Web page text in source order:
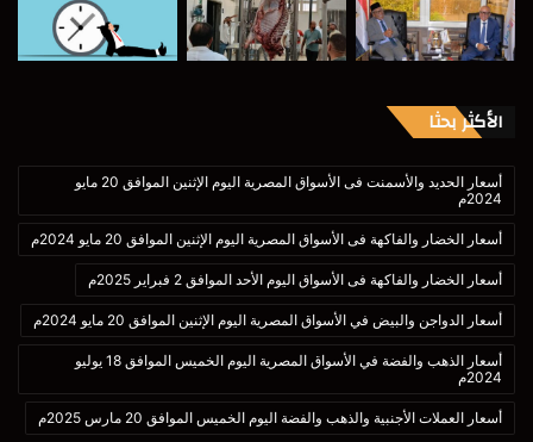
الأكثر بحثا
أسعار الحديد والأسمنت فى الأسواق المصرية اليوم الإثنين الموافق 20 مايو
2024م
أسعار الخضار والفاكهة فى الأسواق المصرية اليوم الإثنين الموافق 20 مايو 2024م
أسعار الخضار والفاكهة فى الأسواق اليوم الأحد الموافق 2 فبراير 2025م
أسعار الدواجن والبيض في الأسواق المصرية اليوم الإثنين الموافق 20 مايو 2024م
أسعار الذهب والفضة في الأسواق المصرية اليوم الخميس الموافق 18 يوليو
2024م
أسعار العملات الأجنبية والذهب والفضة اليوم الخميس الموافق 20 مارس 2025م